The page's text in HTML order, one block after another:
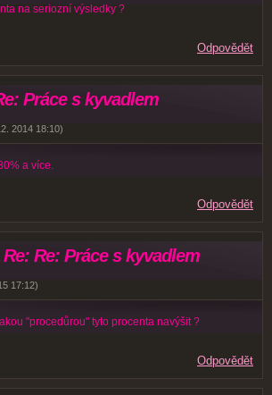
na seriozní výsledky ?
Odpovědět
Práce s kyvadlem
2014 18:10)
a více.
Odpovědět
Re: Re: Práce s kyvadlem
17:12)
"procedůrou" tyto procenta navýšit ?
Odpovědět